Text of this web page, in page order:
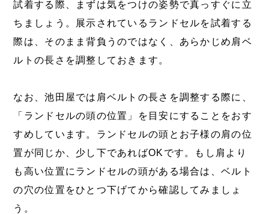
試着する際、まずは気をつけの姿勢で真っすぐに立
ちましょう。展示されているランドセルを試着する
際は、そのまま背負うのではなく、あらかじめ肩ベ
ルトの長さを調整しておきます。
なお、池田屋では肩ベルトの長さを調整する際に、
「ランドセルの頭の位置」を目安にすることをおす
すめしています。ランドセルの頭とお子様の肩の位
置が同じか、少し下であればOKです。もし肩より
も高い位置にランドセルの頭がある場合は、ベルト
の穴の位置をひとつ下げてから確認してみましょ
う。